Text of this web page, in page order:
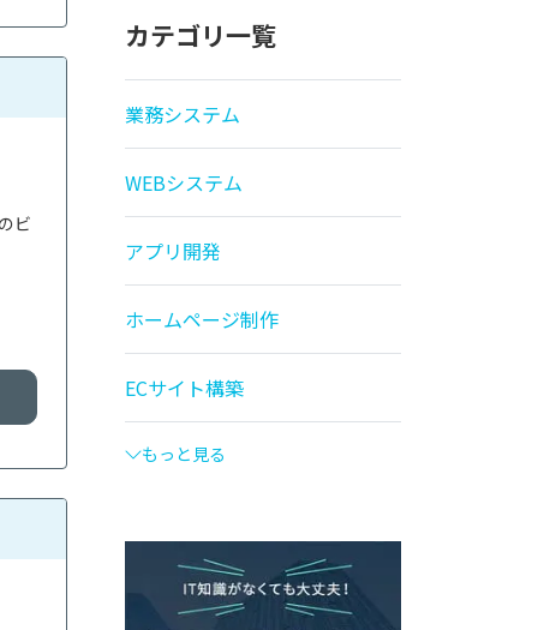
ビ
カテゴリ一覧
業務システム
WEBシステム
アプリ開発
ホームページ制作
ECサイト構築
もっと見る